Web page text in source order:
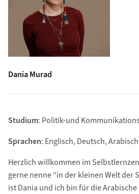
Dania Murad
Studium: Politik-und
Sprachen: Englisch, Deutsch,
Herzlich willkommen im
gerne nenne “in der kleinen Welt der
ist Dania und ich bin für die